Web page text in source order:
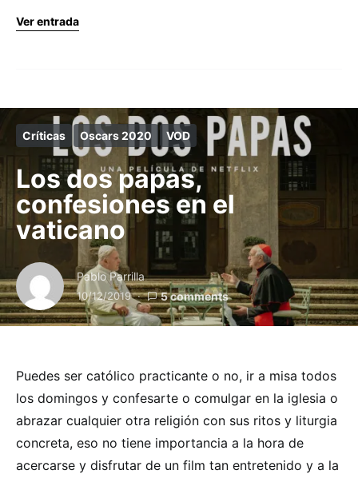
Ver entrada
Críticas Oscars 2020 VOD
Los dos papas,
confesiones en el
vaticano
Pablo Parrilla
10/12/2019 5 comments
Puedes ser católico practicante o no, ir a misa todos
los domingos y confesarte o comulgar en la iglesia o
abrazar cualquier otra religión con sus ritos y liturgia
concreta, eso no tiene importancia a la hora de
acercarse y disfrutar de un film tan entretenido y a la